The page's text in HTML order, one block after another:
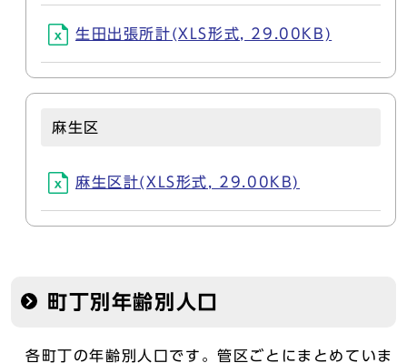
生田出張所計(XLS形式, 29.00KB)
麻生区
麻生区計(XLS形式, 29.00KB)
町丁別年齢別人口
各町丁の年齢別人口です。管区ごとにまとめていま